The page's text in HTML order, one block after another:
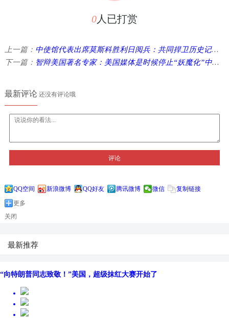
0人已打赏
上一篇： 中使馆代表出席莫斯科胜利日阅兵：共同捍卫历史记忆，抵制篡改企图 ...
下一篇： 智辩美国著名专家：美国媒体是时候停止“妖魔化”中国了
最新评论还没有评论哦
评论
QQ空间 新浪微博 QQ好友 腾讯微博 微信
复制链接
更多
关闭
最新推荐
“向特朗普同志致敬！”美国，超级抹红大赛开始了